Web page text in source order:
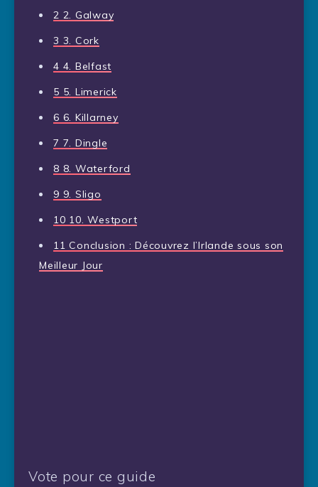
2 2. Galway
3 3. Cork
4 4. Belfast
5 5. Limerick
6 6. Killarney
7 7. Dingle
8 8. Waterford
9 9. Sligo
10 10. Westport
11 Conclusion : Découvrez l’Irlande sous son
Meilleur Jour
Vote pour ce guide